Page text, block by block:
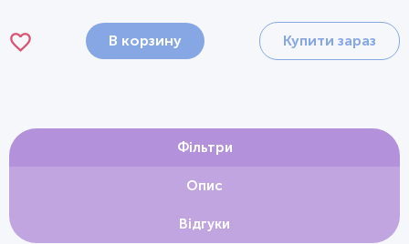
В корзину Купити зараз
Фільтри
Опис
Відгуки